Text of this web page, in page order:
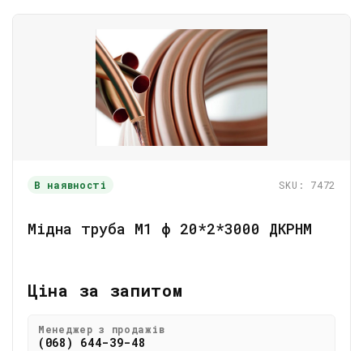
В наявності SKU: 7472
Мідна труба М1 ф 20*2*3000 ДКРНМ
Ціна за запитом
Менеджер з продажів
(068) 644-39-48